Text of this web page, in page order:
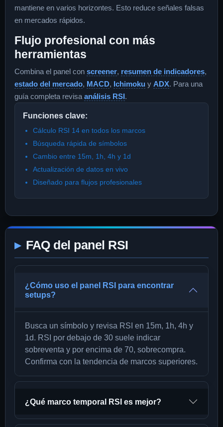
mantiene en varios horizontes. Esto reduce señales falsas
en mercados rápidos.
Flujo profesional con más
herramientas
Combina el panel con screener, resumen de indicadores,
estado del mercado, MACD, Ichimoku y ADX. Para una
guía completa revisa análisis RSI.
Funciones clave:
Cálculo RSI 14 en todos los marcos
Búsqueda rápida de símbolos
Cambio entre 15m, 1h, 4h y 1d
Actualización de datos en vivo
Diseñado para flujos profesionales
FAQ del panel RSI
¿Cómo uso el panel RSI para encontrar
setups?
Busca un símbolo y revisa RSI en 15m, 1h, 4h y
1d. RSI por debajo de 30 suele indicar
sobreventa y por encima de 70, sobrecompra.
Confirma con la tendencia de marcos superiores.
¿Qué marco temporal RSI es mejor?